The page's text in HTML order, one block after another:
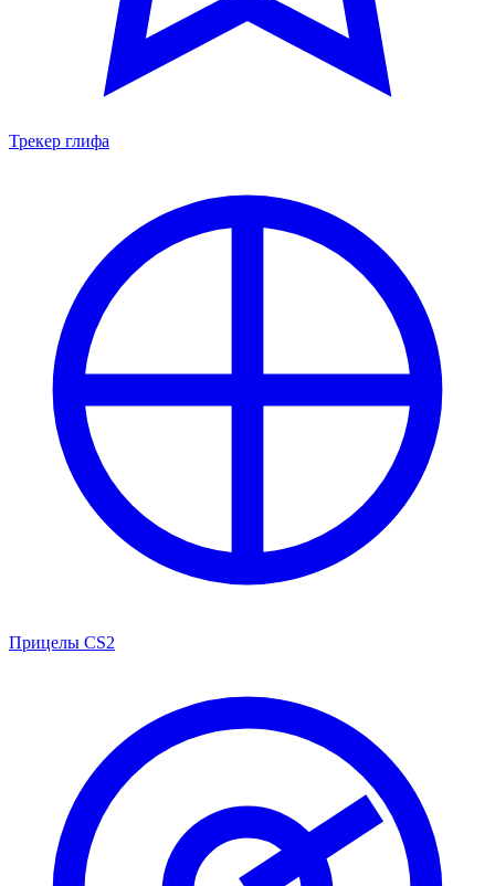
Трекер глифа
Прицелы CS2